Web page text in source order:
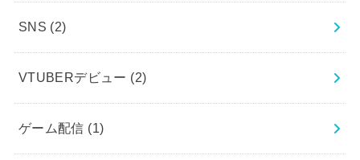
SNS (2)
VTUBERデビュー (2)
ゲーム配信 (1)